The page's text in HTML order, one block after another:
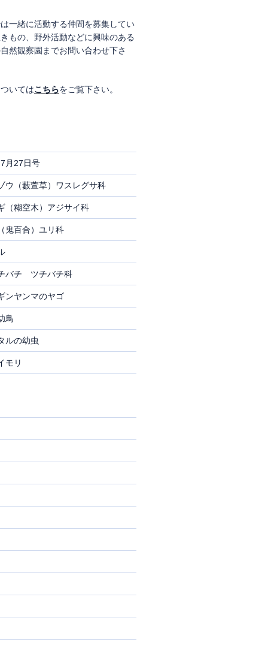
一緒に活動する仲間を募集してい
もの、野外活動などに興味のある
然観察園までお問い合わせ下さ
いてはこちらをご覧下さい。
月27日号
（藪萱草）ワスレグサ科
糊空木）アジサイ科
百合）ユリ科
バチ ツチバチ科
ヤンマのヤゴ
鳥
ルの幼虫
モリ